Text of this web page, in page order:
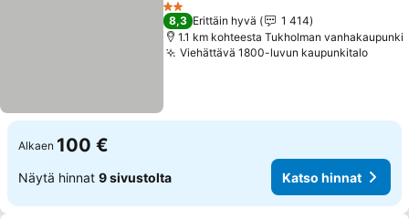
2 Tähtiluokitus
8,3 Erittäin hyvä
1 414
1.1 km kohteesta Tukholman vanhakaupunki
Viehättävä 1800-luvun kaupunkitalo
Alkaen 100 €
Näytä hinnat 9 sivustolta Katso hinnat